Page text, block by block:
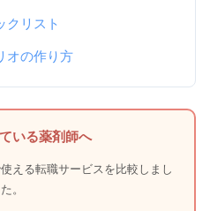
クリスト
オの作り方
いる薬剤師へ
える転職サービスを比較しまし
た。